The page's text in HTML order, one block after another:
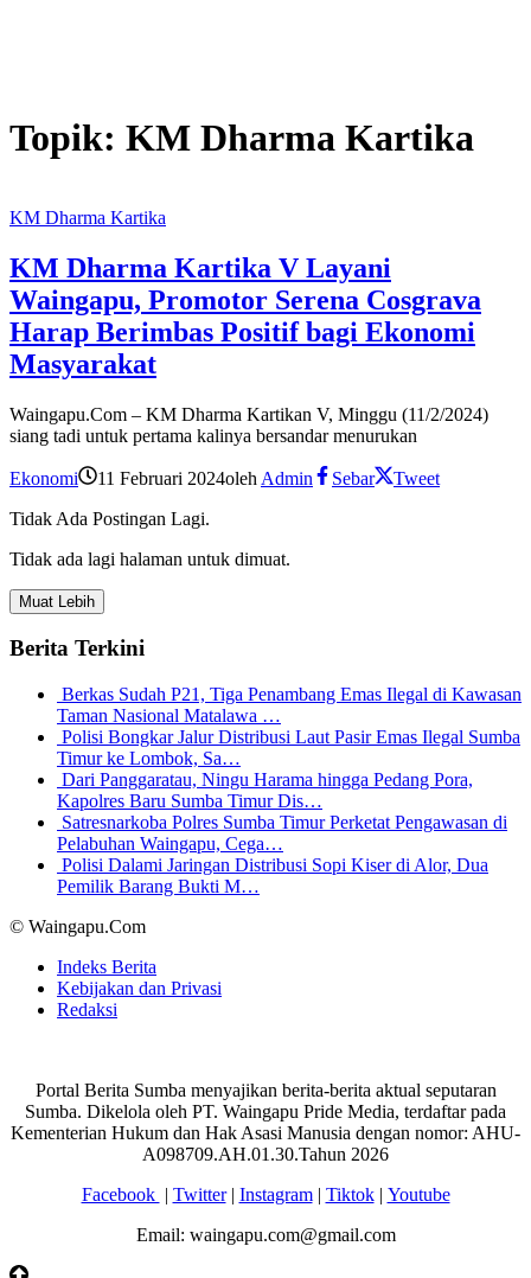
Topik: KM Dharma Kartika
KM Dharma Kartika
KM Dharma Kartika V Layani
Waingapu, Promotor Serena Cosgrava
Harap Berimbas Positif bagi Ekonomi
Masyarakat
Waingapu.Com – KM Dharma Kartikan V, Minggu (11/2/2024)
siang tadi untuk pertama kalinya bersandar menurukan
Ekonomi 11 Februari 2024oleh Admin Sebar
Tweet
Tidak Ada Postingan Lagi.
Tidak ada lagi halaman untuk dimuat.
Muat Lebih
Berita Terkini
Berkas Sudah P21, Tiga Penambang Emas Ilegal di Kawasan
Taman Nasional Matalawa …
Polisi Bongkar Jalur Distribusi Laut Pasir Emas Ilegal Sumba
Timur ke Lombok, Sa…
Dari Panggaratau, Ningu Harama hingga Pedang Pora,
Kapolres Baru Sumba Timur Dis…
Satresnarkoba Polres Sumba Timur Perketat Pengawasan di
Pelabuhan Waingapu, Cega…
Polisi Dalami Jaringan Distribusi Sopi Kiser di Alor, Dua
Pemilik Barang Bukti M…
© Waingapu.Com
Indeks Berita
Kebijakan dan Privasi
Redaksi
Portal Berita Sumba menyajikan berita-berita aktual seputaran
Sumba. Dikelola oleh PT. Waingapu Pride Media, terdaftar pada
Kementerian Hukum dan Hak Asasi Manusia dengan nomor: AHU-
A098709.AH.01.30.Tahun 2026
Facebook | Twitter| Instagram| Tiktok| Youtube
Email: waingapu.com@gmail.com